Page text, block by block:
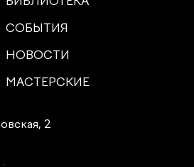
СОБЫТИЯ
НОВОСТИ
МАСТЕРСКИЕ
2